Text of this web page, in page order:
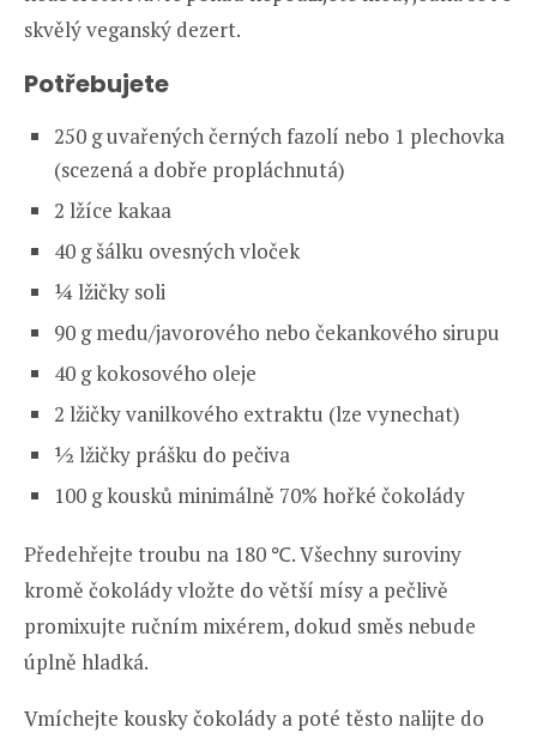
skvělý veganský dezert.
Potřebujete
250 g uvařených černých fazolí nebo 1 plechovka
(scezená a dobře propláchnutá)
2 lžíce kakaa
40 g šálku ovesných vloček
¼ lžičky soli
90 g medu/javorového nebo čekankového sirupu
40 g kokosového oleje
2 lžičky vanilkového extraktu (lze vynechat)
½ lžičky prášku do pečiva
100 g kousků minimálně 70% hořké čokolády
Předehřejte troubu na 180 ℃. Všechny suroviny
kromě čokolády vložte do větší mísy a pečlivě
promixujte ručním mixérem, dokud směs nebude
úplně hladká.
Vmíchejte kousky čokolády a poté těsto nalijte do